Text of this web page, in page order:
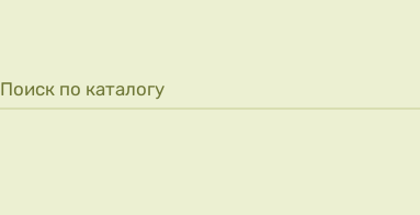
Форма поиска
Поиск